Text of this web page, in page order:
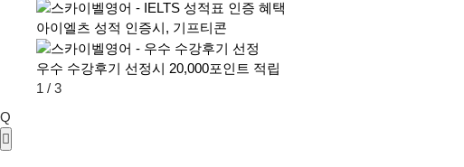
아이엘츠 성적 인증시, 기프티콘
우수 수강후기 선정시 20,000포인트 적립
1 / 3
Q